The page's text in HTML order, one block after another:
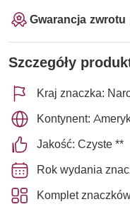
Gwarancja zwrotu
Szczegóły
Kraj znaczka:
Kontynent:
Jakość: Czyste **
Rok wydania
Komplet